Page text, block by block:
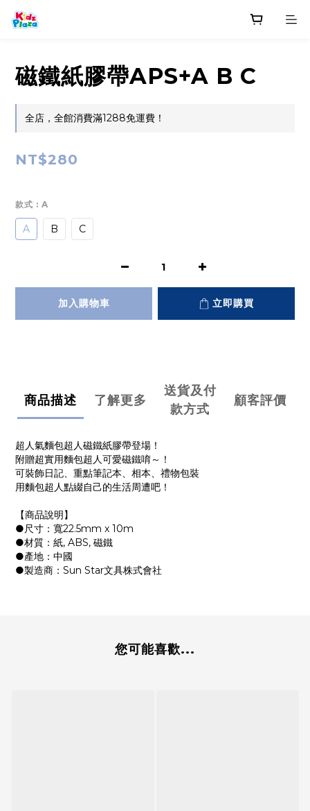
磁鐵紙膠帶APS+A B C
全店，全館消費滿1288免運費！
NT$280
款式 : A
A B C
加入購物車 立即購買
商品描述 了解更多
送貨及付
款方式
顧客評價
超人氣麵包超人磁鐵紙膠帶登場！
附贈超實用麵包超人可愛磁鐵唷～！
可裝飾日記、重點筆記本、相本、禮物包裝
用麵包超人點綴自己的生活周遭吧！
【商品說明】
●尺寸：寬22.5mm x 10m
●材質：紙, ABS, 磁鐵
●產地：中國
●製造商：Sun Star文具株式會社
您可能喜歡...